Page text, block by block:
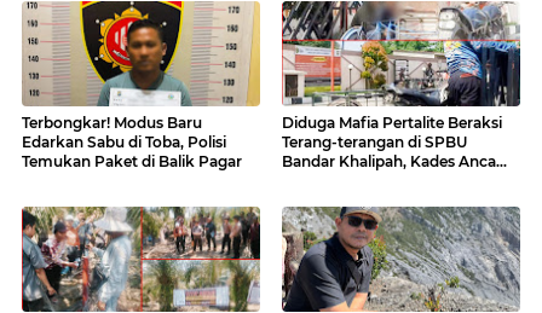
Terbongkar! Modus Baru
Edarkan Sabu di Toba, Polisi
Temukan Paket di Balik Pagar
Diduga Mafia Pertalite Beraksi
Terang-terangan di SPBU
Bandar Khalipah, Kades Ancam